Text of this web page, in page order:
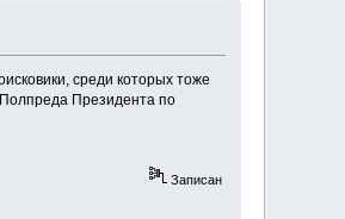
среди которых тоже
Президента по
Записан